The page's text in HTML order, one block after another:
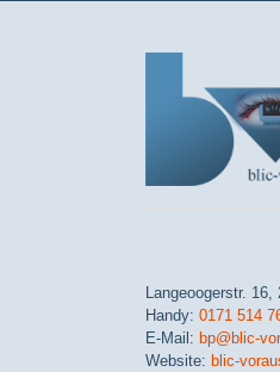
Langeoogerstr. 16,
Handy: 0171 514
E-Mail: bp@blic-
Website: blic-